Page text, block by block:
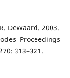
DeWaard. 2003.
Proceedings
313–321.